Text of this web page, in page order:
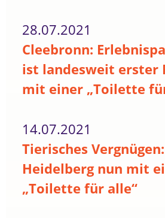
28.07.2021
Cleebronn:
ist landesweit erster
mit einer „Toilette
14.07.2021
Tierisches
Heidelberg nun mit
„Toilette für alle“